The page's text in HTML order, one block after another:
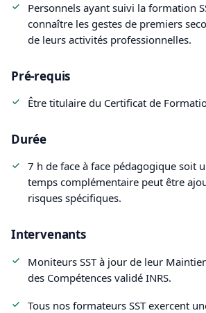
Personnels ayant suivi la formation
connaître les gestes de premiers
de leurs activités professionnelles.
Pré-requis
Être titulaire du Certificat de
Durée
7 h de face à face pédagogique soit
temps complémentaire peut être
risques spécifiques.
Intervenants
Moniteurs SST à jour de leur
des Compétences validé INRS.
Tous nos formateurs SST exercent